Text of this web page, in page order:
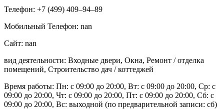
Телефон: +7 (499) 409‒94‒89
Мобильный Телефон: nan
Сайт: nan
вид деятельности: Входные двери, Окна, Ремонт / отделка
помещений, Строительство дач / коттеджей
Время работы: Пн: с 09:00 до 20:00, Вт: с 09:00 до 20:00, Ср: с
09:00 до 20:00, Чт: с 09:00 до 20:00, Пт: с 09:00 до 20:00, Сб: с
09:00 до 20:00, Вс: выходной (по предварительной записи: сб)